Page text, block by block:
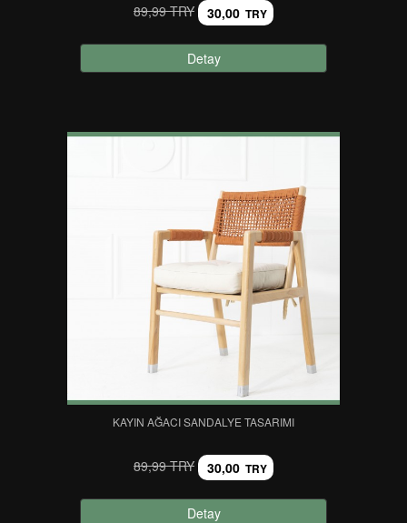
89,99 TRY 30,00 TRY
Detay
KAYIN AĞACI SANDALYE TASARIMI
89,99 TRY 30,00 TRY
Detay